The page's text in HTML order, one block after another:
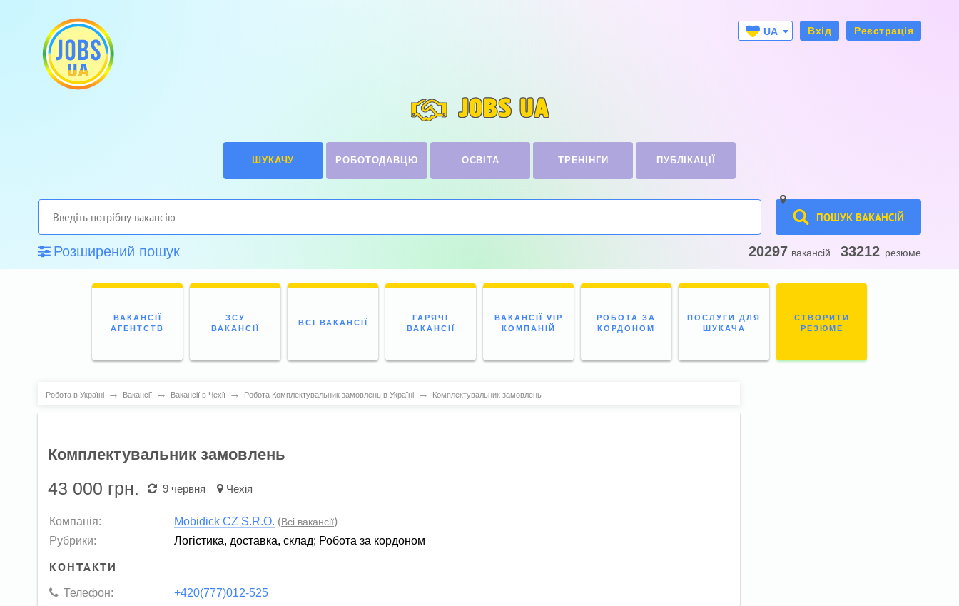
UA
Вхід Реєстрація
JOBS UA
ШУКАЧУ РОБОТОДАВЦЮ ОСВІТА ТРЕНІНГИ ПУБЛІКАЦІЇ
ПОШУК ВАКАНСІЙ
Розширений пошук 20297 вакансій 33212 резюме
ВАКАНСІЇ
АГЕНТСТВ
ЗСУ
ВАКАНСІЇ
ВСІ ВАКАНСІЇ
ГАРЯЧІ
ВАКАНСІЇ
ВАКАНСІЇ VIP
КОМПАНІЙ
РОБОТА ЗА
КОРДОНОМ
ПОСЛУГИ ДЛЯ
ШУКАЧА
СТВОРИТИ
РЕЗЮМЕ
Робота в Україні → Вакансії → Вакансії в Чехії → Робота Комплектувальник замовлень в Україні → Комплектувальник замовлень
Комплектувальник замовлень
43 000 грн. 9 червня Чехія
Компанія: Mobidick CZ S.R.O. (Всі вакансії)
Рубрики:
Логістика, доставка, склад; Робота за кордоном
КОНТАКТИ
Телефон:
+420(777)012-525